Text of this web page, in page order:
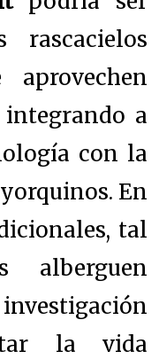
aprovechen
integrando a
con la
En
tal
alberguen
la vida